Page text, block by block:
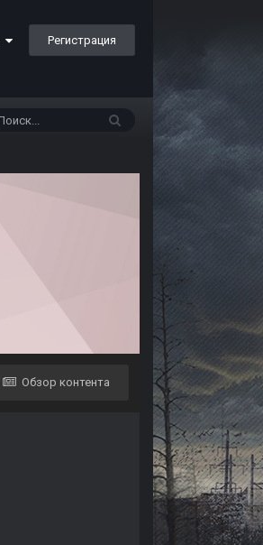
Регистрация
Обзор контента